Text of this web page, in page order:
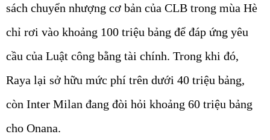
sách chuyển nhượng cơ bản của CLB trong mùa Hè
chỉ rơi vào khoảng 100 triệu bảng để đáp ứng yêu
cầu của Luật công bằng tài chính. Trong khi đó,
Raya lại sở hữu mức phí trên dưới 40 triệu bảng,
còn Inter Milan đang đòi hỏi khoảng 60 triệu bảng
cho Onana.